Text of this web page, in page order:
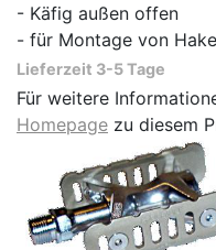
- Käfig außen offen
- für Montage von
Lieferzeit 3-5 Tage
Für weitere
Homepage zu diesem